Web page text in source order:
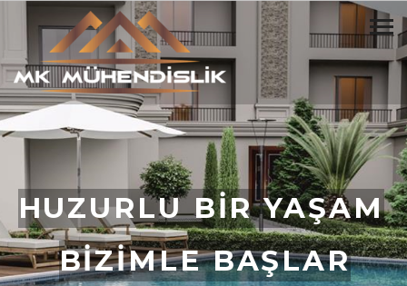
BİZİMLE BAŞLAR
HUZURLU BİR YAŞAM